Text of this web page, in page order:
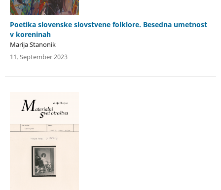
Poetika slovenske slovstvene folklore. Besedna umetnost
v koreninah
Marija Stanonik
11. September 2023